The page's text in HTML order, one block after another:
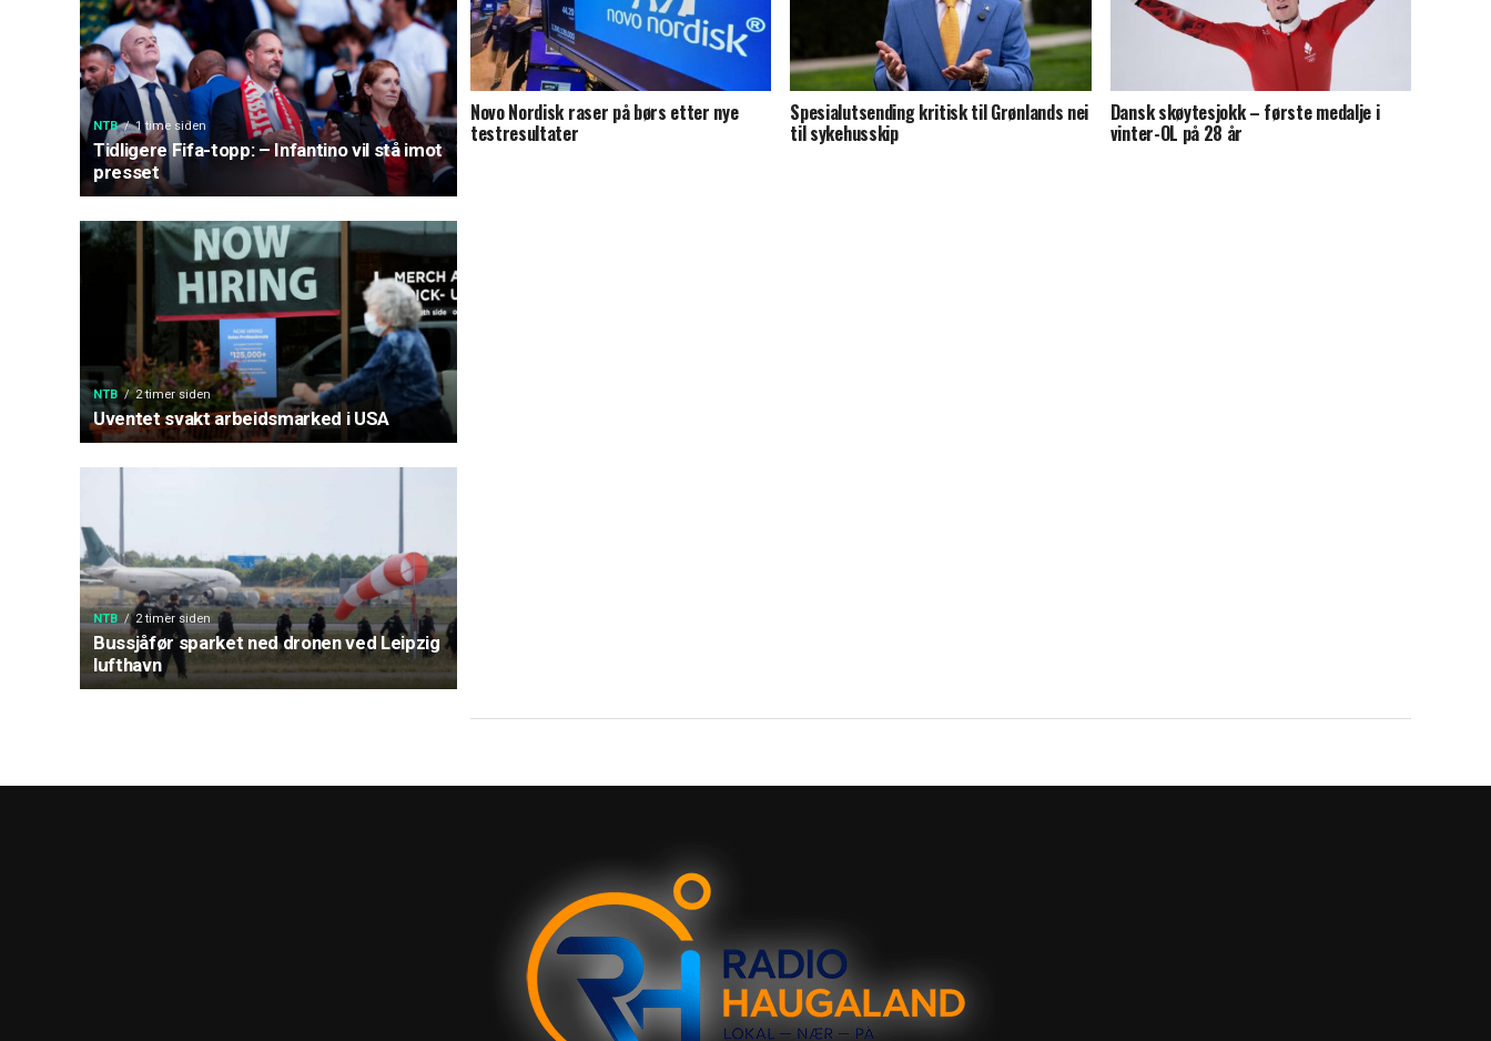
NTB 1 time siden
Tidligere Fifa-topp: – Infantino vil stå imot
presset
NTB 2 timer siden
Uventet svakt arbeidsmarked i USA
NTB 2 timer siden
Bussjåfør sparket ned dronen ved Leipzig
lufthavn
Novo Nordisk raser på børs etter nye
testresultater
Spesialutsending kritisk til Grønlands nei
til sykehusskip
Dansk skøytesjokk – første medalje i
vinter-OL på 28 år